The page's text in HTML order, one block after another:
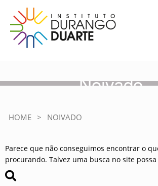
content
IDD – Instituto Durango Duarte
Instituto Durango Duarte
Noivado
HOME > NOIVADO
Parece que não conseguimos encontrar o
procurando. Talvez uma busca no site